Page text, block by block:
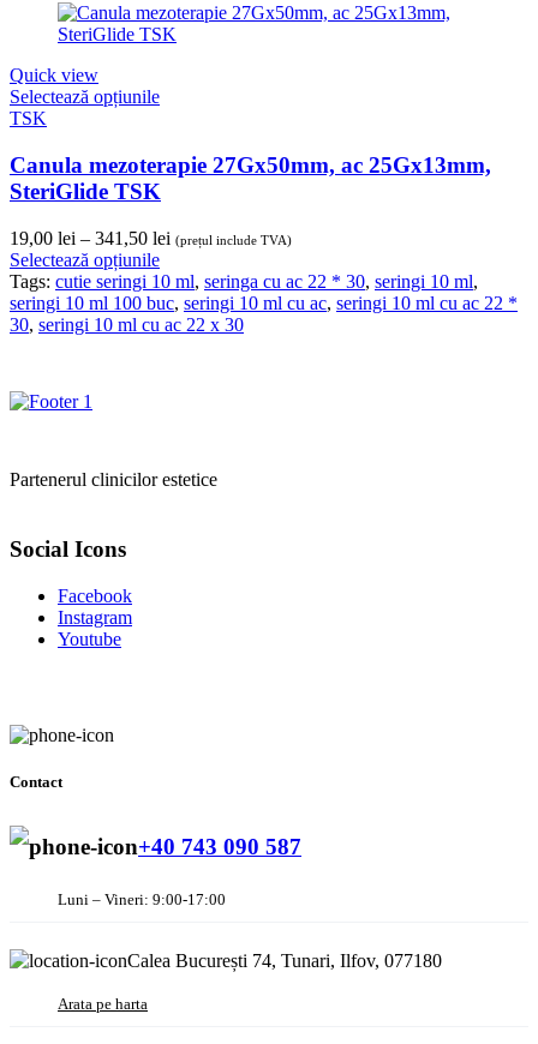
Quick view
Selectează opțiunile
TSK
Canula mezoterapie 27Gx50mm, ac 25Gx13mm,
SteriGlide TSK
19,00 lei – 341,50 lei Interval
prețuri:
19,00 lei
până
(prețul include TVA)
Selectează opțiunile
Tags: cutie seringi 10 ml, seringa cu ac 22 * 30, seringi 10 ml,
seringi 10 ml 100 buc, seringi 10 ml cu ac, seringi 10 ml cu ac 22 *
30, seringi 10 ml cu ac 22 x 30
Partenerul clinicilor estetice
Social Icons
Facebook
Instagram
Youtube
Contact
+40 743 090 587
Luni – Vineri: 9:00-17:00
Calea București 74, Tunari, Ilfov, 077180
Arata pe harta